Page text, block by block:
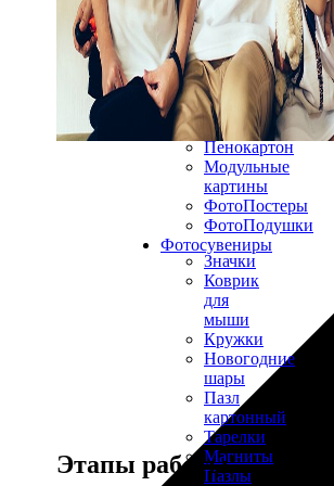
30х40
20х45
30х60
30х90
40х40
40х60
50х70
Пенокартон
Модульные
картины
ФотоПостеры
ФотоПодушки
Фотоcувениры
Значки
Коврик
для
мыши
Кружки
Новогодние
шары
Пазл
картонный
Тарелки
Магниты
Пазлы
Этапы работы